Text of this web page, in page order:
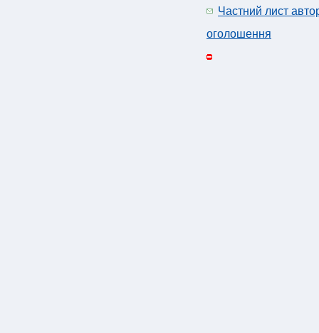
Частний лист
оголошення